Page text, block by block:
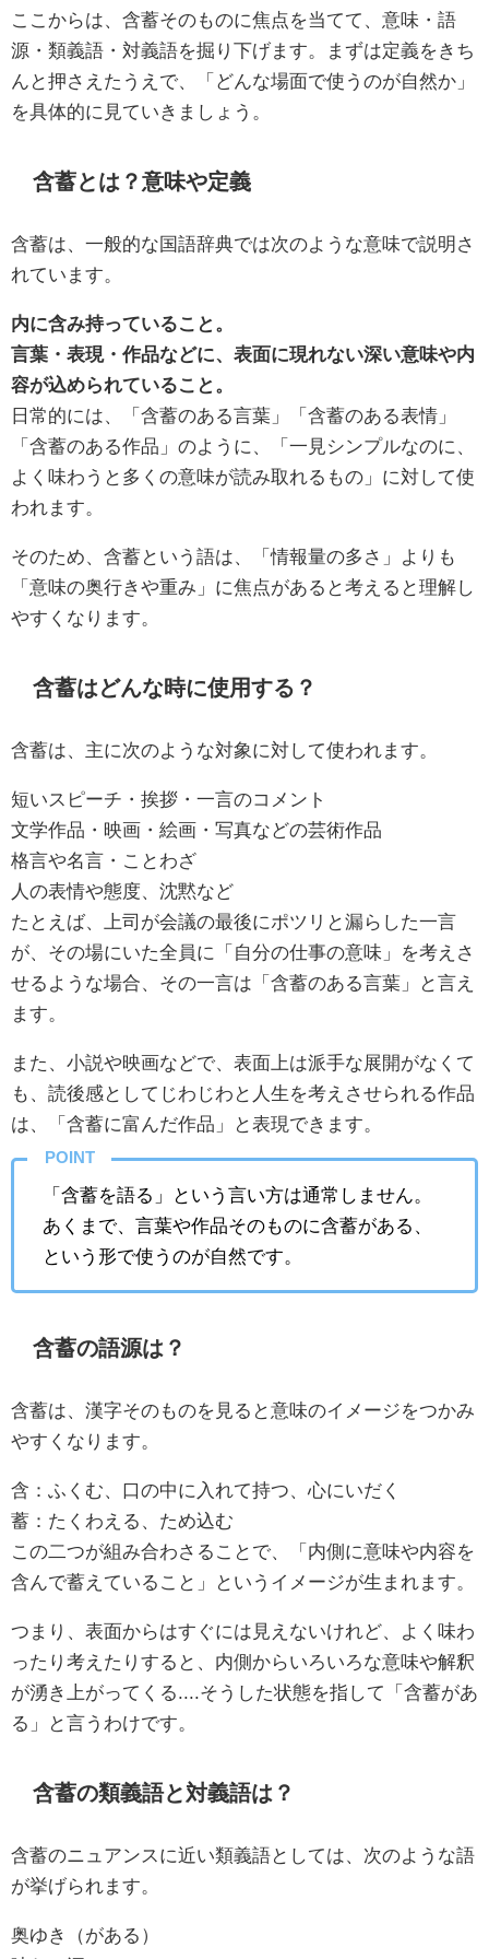
ここからは、含蓄そのものに焦点を当てて、意味・語
源・類義語・対義語を掘り下げます。まずは定義をきち
んと押さえたうえで、「どんな場面で使うのが自然か」
を具体的に見ていきましょう。
含蓄とは？意味や定義
含蓄は、一般的な国語辞典では次のような意味で説明さ
れています。
内に含み持っていること。
言葉・表現・作品などに、表面に現れない深い意味や内
容が込められていること。
日常的には、「含蓄のある言葉」「含蓄のある表情」
「含蓄のある作品」のように、「一見シンプルなのに、
よく味わうと多くの意味が読み取れるもの」に対して使
われます。
そのため、含蓄という語は、「情報量の多さ」よりも
「意味の奥行きや重み」に焦点があると考えると理解し
やすくなります。
含蓄はどんな時に使用する？
含蓄は、主に次のような対象に対して使われます。
短いスピーチ・挨拶・一言のコメント
文学作品・映画・絵画・写真などの芸術作品
格言や名言・ことわざ
人の表情や態度、沈黙など
たとえば、上司が会議の最後にポツリと漏らした一言
が、その場にいた全員に「自分の仕事の意味」を考えさ
せるような場合、その一言は「含蓄のある言葉」と言え
ます。
また、小説や映画などで、表面上は派手な展開がなくて
も、読後感としてじわじわと人生を考えさせられる作品
は、「含蓄に富んだ作品」と表現できます。
POINT
「含蓄を語る」という言い方は通常しません。
あくまで、言葉や作品そのものに含蓄がある、
という形で使うのが自然です。
含蓄の語源は？
含蓄は、漢字そのものを見ると意味のイメージをつかみ
やすくなります。
含：ふくむ、口の中に入れて持つ、心にいだく
蓄：たくわえる、ため込む
この二つが組み合わさることで、「内側に意味や内容を
含んで蓄えていること」というイメージが生まれます。
つまり、表面からはすぐには見えないけれど、よく味わ
ったり考えたりすると、内側からいろいろな意味や解釈
が湧き上がってくる....そうした状態を指して「含蓄があ
る」と言うわけです。
含蓄の類義語と対義語は？
含蓄のニュアンスに近い類義語としては、次のような語
が挙げられます。
奥ゆき（がある）